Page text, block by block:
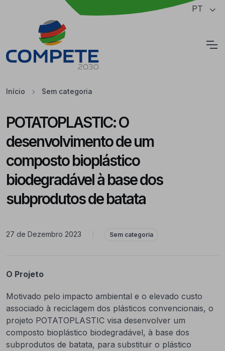
Saltar para o conteúdo principal da página PT
Início Sem categoria
POTATOPLASTIC: O
desenvolvimento de um
composto bioplástico
biodegradável à base dos
subprodutos de batata
27 de Dezembro 2023 Sem categoria
O Projeto
Motivado pelo impacto ambiental e o elevado custo
associado à reciclagem dos plásticos convencionais, o
projeto POTATOPLASTIC visa desenvolver um
composto bioplástico biodegradável, à base dos
subprodutos de batata, para substituir o plástico